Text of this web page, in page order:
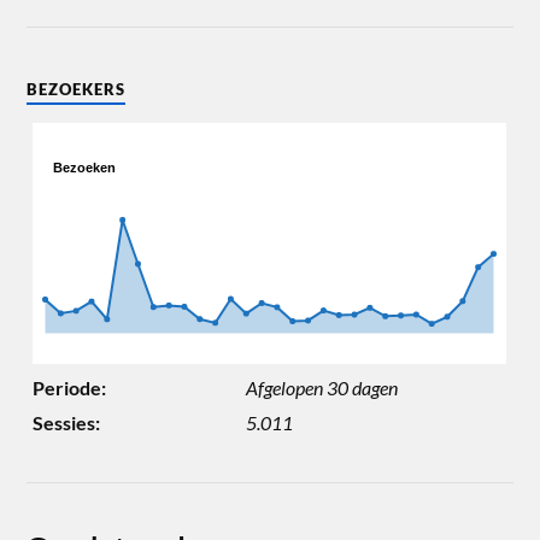
BEZOEKERS
Bezoeken
Bezoeken
Periode:
Afgelopen 30 dagen
Sessies:
5.011